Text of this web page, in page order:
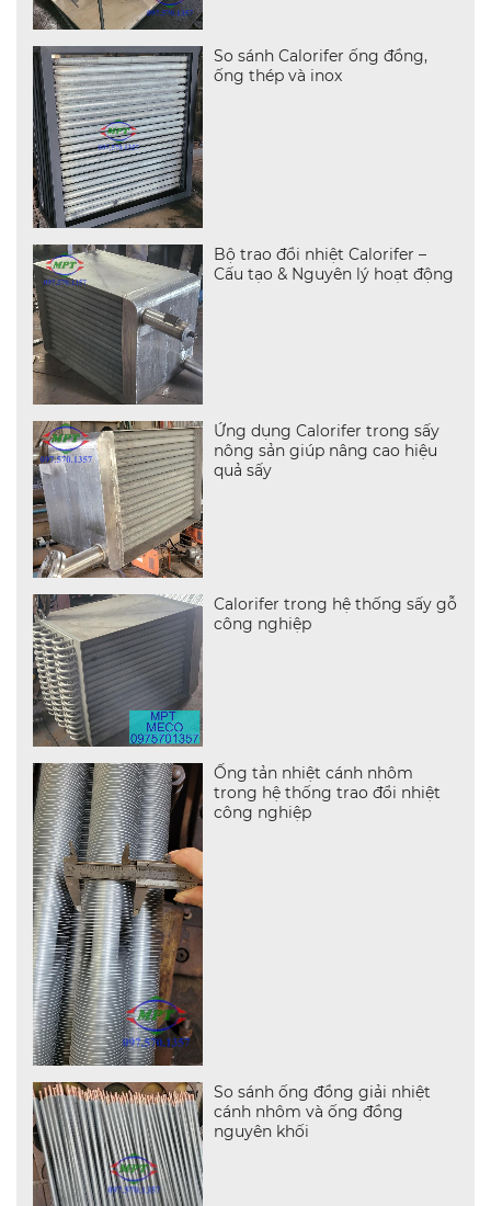
So sánh Calorifer ống đồng,
ống thép và inox
Bộ trao đổi nhiệt Calorifer –
Cấu tạo & Nguyên lý hoạt động
Ứng dụng Calorifer trong sấy
nông sản giúp nâng cao hiệu
quả sấy
Calorifer trong hệ thống sấy gỗ
công nghiệp
Ống tản nhiệt cánh nhôm
trong hệ thống trao đổi nhiệt
công nghiệp
So sánh ống đồng giải nhiệt
cánh nhôm và ống đồng
nguyên khối